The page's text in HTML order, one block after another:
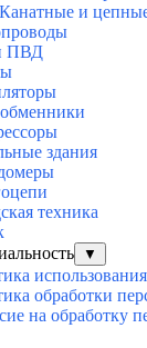
Канатные и
ПВД
здания
техника
▼
обработки
на обработку